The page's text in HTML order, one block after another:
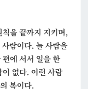
을 끝까지 지키며,
람이다. 늘 사람을
에 서서 일을 한
없다. 이런 사람
복이다.